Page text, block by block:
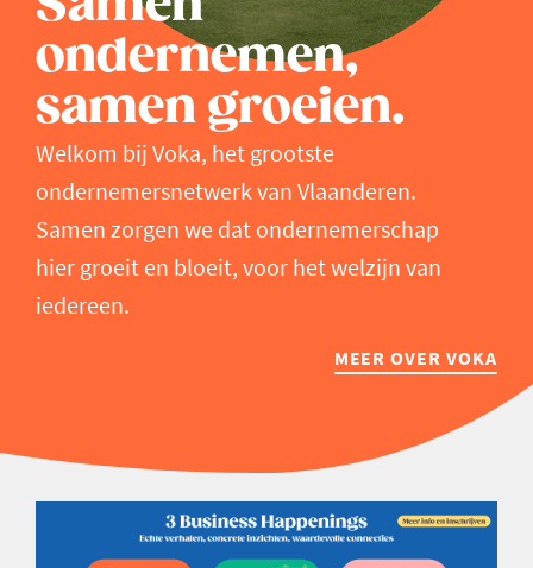
ondernemen,
samen groeien.
Welkom bij Voka, het grootste
ondernemersnetwerk van Vlaanderen.
Samen zorgen we dat ondernemerschap
hier groeit en bloeit, voor het welzijn van
iedereen.
MEER OVER VOKA